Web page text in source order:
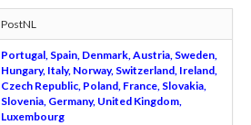
PostNL
Portugal, Spain, Denmark, Austria, Sweden,
Hungary, Italy, Norway, Switzerland, Ireland,
Czech Republic, Poland, France, Slovakia,
Slovenia, Germany, United Kingdom,
Luxembourg